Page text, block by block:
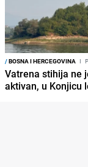
/BOSNA I HERCEGOVINA I
Vatrena stihija ne
aktivan, u Konjicu